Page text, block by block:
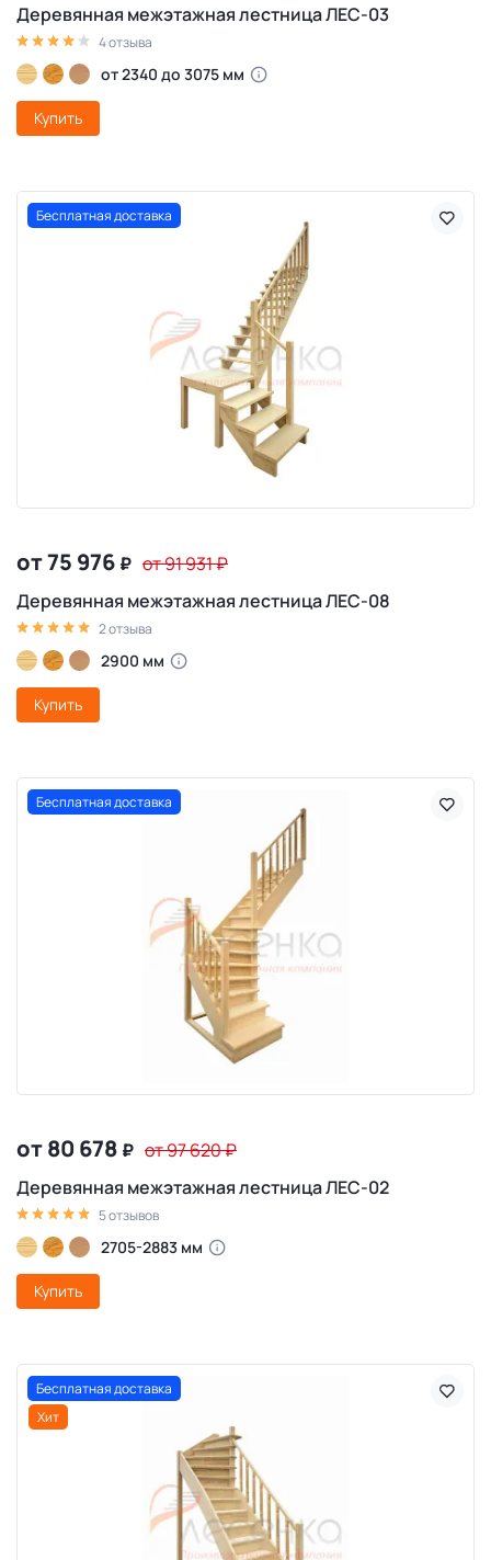
Деревянная межэтажная лестница ЛЕС-03
4 отзыва
от 2340 до 3075 мм
Купить
Бесплатная доставка
от 75 976 ₽ от 91 931₽
Деревянная межэтажная лестница ЛЕС-08
2 отзыва
2900 мм
Купить
Бесплатная доставка
от 80 678 ₽ от 97 620₽
Деревянная межэтажная лестница ЛЕС-02
5 отзывов
2705-2883 мм
Купить
Бесплатная доставка
Хит